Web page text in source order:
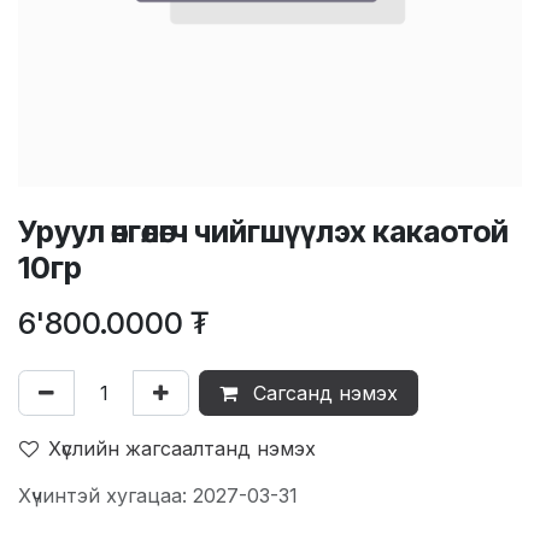
Уруул өнгөлөгч чийгшүүлэх какаотой
10гр
6'800.0000 ₮
Сагсанд нэмэх
Хүслийн жагсаалтанд нэмэх
Хүчинтэй хугацаа: 2027-03-31